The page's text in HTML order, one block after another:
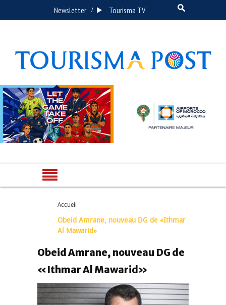
Newsletter / Tourisma TV
Accueil
Obeid Amrane, nouveau DG de «Ithmar
Al Mawarid»
Obeid Amrane, nouveau DG de
«Ithmar Al Mawarid»